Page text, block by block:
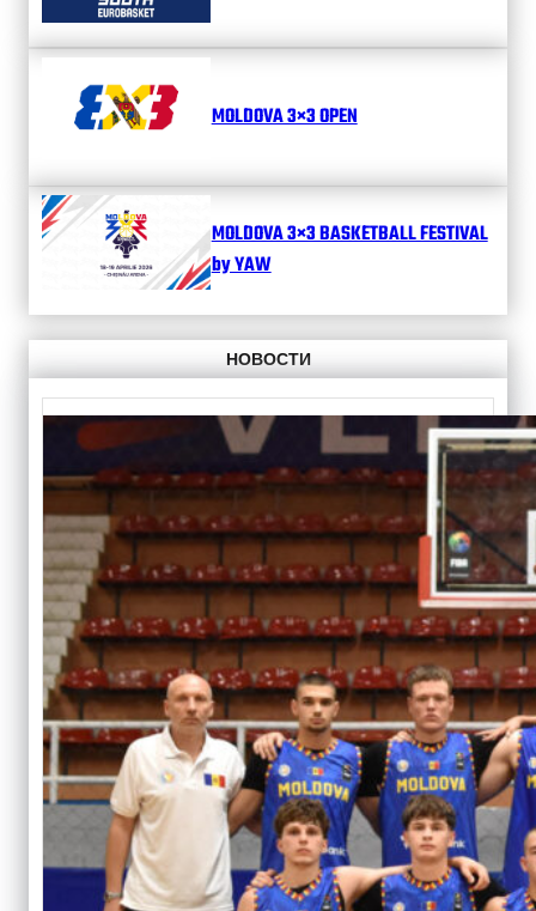
MOLDOVA 3×3 OPEN
MOLDOVA 3×3 BASKETBALL FESTIVAL
by YAW
НОВОСТИ